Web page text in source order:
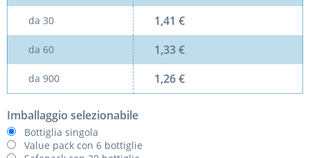
da 30 1,41 €
da 60 1,33 €
da 900 1,26 €
Imballaggio selezionabile
Bottiglia singola
Value pack con 6 bottiglie